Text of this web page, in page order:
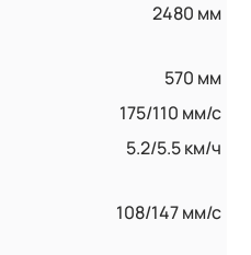
2480 мм
570 мм
175/110 мм/с
5.2/5.5 км/ч
108/147 мм/с